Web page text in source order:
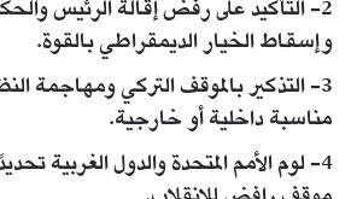
2- التأكيد على رفض إقالة الرئيس
وإسقاط الخيار الديمقراطي بالقوة.
3- التذكير بالموقف التركي ومهاجمة
مناسبة داخلية أو خارجية.
4- لوم الأمم المتحدة والدول الغربية